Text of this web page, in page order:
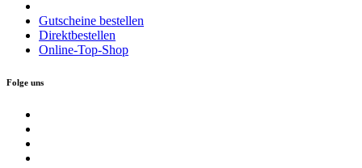
Gutscheine bestellen
Direktbestellen
Online-Top-Shop
Folge uns